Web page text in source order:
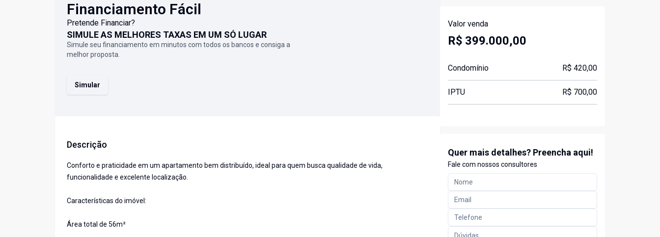
Financiamento Fácil
Pretende Financiar?
SIMULE AS MELHORES TAXAS EM UM SÓ LUGAR
Simule seu financiamento em minutos com todos os bancos e consiga a
melhor proposta.
Simular
Descrição
Conforto e praticidade em um apartamento bem distribuído, ideal para quem busca qualidade de vida,
funcionalidade e excelente localização.
Características do imóvel:
Área total de 56m²
Valor venda
R$ 399.000,00
Condomínio R$ 420,00
IPTU R$ 700,00
Quer mais detalhes? Preencha aqui!
Fale com nossos consultores